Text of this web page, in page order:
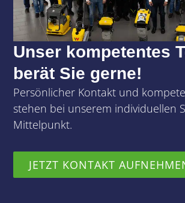
Unser kompetentes
berät Sie gerne!
Persönlicher Kontakt und
stehen bei unserem individuellen
Mittelpunkt.
JETZT KONTAKT